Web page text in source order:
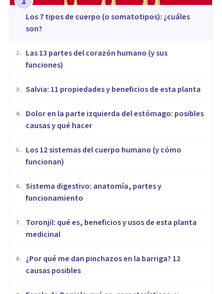
​Los 7 tipos de cuerpo (o somatotipos): ¿cuáles
son?
2.
Las 13 partes del corazón humano (y sus
funciones)
3. Salvia: 11 propiedades y beneficios de esta planta
4.
Dolor en la parte izquierda del estómago: posibles
causas y qué hacer
5.
Los 12 sistemas del cuerpo humano (y cómo
funcionan)
6. Sistema digestivo: anatomía, partes y
funcionamiento
7.
Toronjil: qué es, beneficios y usos de esta planta
medicinal
8.
¿Por qué me dan pinchazos en la barriga? 12
causas posibles